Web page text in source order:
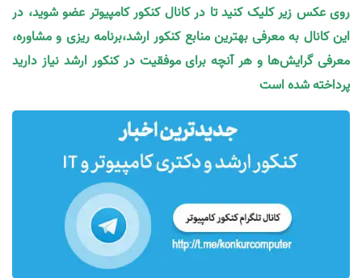
روی عکس زیر کلیک کنید تا در کانال کنکور کامپیوتر عضو شوید، در
این کانال به معرفی بهترین منابع کنکور ارشد،برنامه ریزی و مشاوره،
معرفی گرایش‌ها و هر آنچه برای موفقیت در کنکور ارشد نیاز دارید
پرداخته شده است